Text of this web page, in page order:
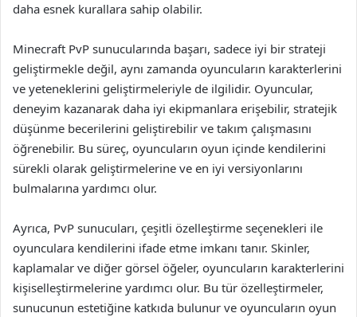
daha esnek kurallara sahip olabilir.
Minecraft PvP sunucularında başarı, sadece iyi bir strateji
geliştirmekle değil, aynı zamanda oyuncuların karakterlerini
ve yeteneklerini geliştirmeleriyle de ilgilidir. Oyuncular,
deneyim kazanarak daha iyi ekipmanlara erişebilir, stratejik
düşünme becerilerini geliştirebilir ve takım çalışmasını
öğrenebilir. Bu süreç, oyuncuların oyun içinde kendilerini
sürekli olarak geliştirmelerine ve en iyi versiyonlarını
bulmalarına yardımcı olur.
Ayrıca, PvP sunucuları, çeşitli özelleştirme seçenekleri ile
oyunculara kendilerini ifade etme imkanı tanır. Skinler,
kaplamalar ve diğer görsel öğeler, oyuncuların karakterlerini
kişiselleştirmelerine yardımcı olur. Bu tür özelleştirmeler,
sunucunun estetiğine katkıda bulunur ve oyuncuların oyun